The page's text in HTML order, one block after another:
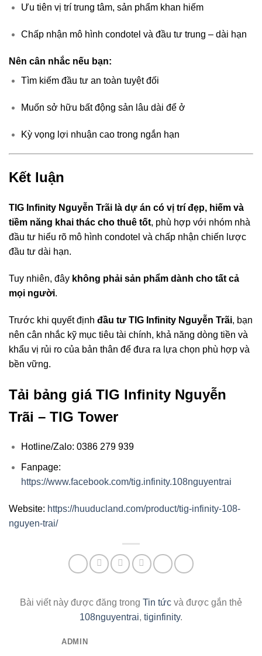
Ưu tiên vị trí trung tâm, sản phẩm khan hiếm
Chấp nhận mô hình condotel và đầu tư trung – dài hạn
Nên cân nhắc nếu bạn:
Tìm kiếm đầu tư an toàn tuyệt đối
Muốn sở hữu bất động sản lâu dài để ở
Kỳ vọng lợi nhuận cao trong ngắn hạn
Kết luận
TIG Infinity Nguyễn Trãi là dự án có vị trí đẹp, hiếm và
tiềm năng khai thác cho thuê tốt, phù hợp với nhóm nhà
đầu tư hiểu rõ mô hình condotel và chấp nhận chiến lược
đầu tư dài hạn.
Tuy nhiên, đây không phải sản phẩm dành cho tất cả
mọi người.
Trước khi quyết định đầu tư TIG Infinity Nguyễn Trãi, bạn
nên cân nhắc kỹ mục tiêu tài chính, khả năng dòng tiền và
khẩu vị rủi ro của bản thân để đưa ra lựa chọn phù hợp và
bền vững.
Tải bảng giá TIG Infinity Nguyễn
Trãi – TIG Tower
Hotline/Zalo: 0386 279 939
Fanpage:
https://www.facebook.com/tig.infinity.108nguyentrai
Website: https://huuducland.com/product/tig-infinity-108-
nguyen-trai/
Bài viết này được đăng trong Tin tức và được gắn thẻ
108nguyentrai, tiginfinity.
ADMIN